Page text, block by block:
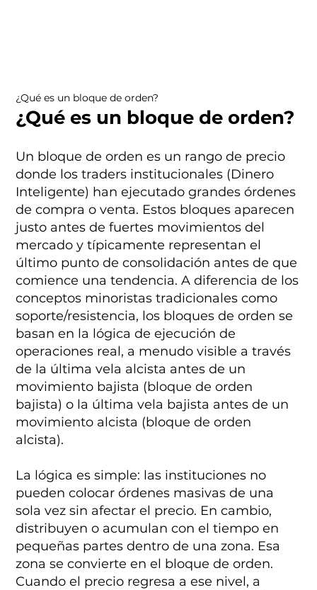
¿Qué es un bloque de orden?
¿Qué es un bloque de orden?
Un bloque de orden es un rango de precio
donde los traders institucionales (Dinero
Inteligente) han ejecutado grandes órdenes
de compra o venta. Estos bloques aparecen
justo antes de fuertes movimientos del
mercado y típicamente representan el
último punto de consolidación antes de que
comience una tendencia. A diferencia de los
conceptos minoristas tradicionales como
soporte/resistencia, los bloques de orden se
basan en la lógica de ejecución de
operaciones real, a menudo visible a través
de la última vela alcista antes de un
movimiento bajista (bloque de orden
bajista) o la última vela bajista antes de un
movimiento alcista (bloque de orden
alcista).
La lógica es simple: las instituciones no
pueden colocar órdenes masivas de una
sola vez sin afectar el precio. En cambio,
distribuyen o acumulan con el tiempo en
pequeñas partes dentro de una zona. Esa
zona se convierte en el bloque de orden.
Cuando el precio regresa a ese nivel, a